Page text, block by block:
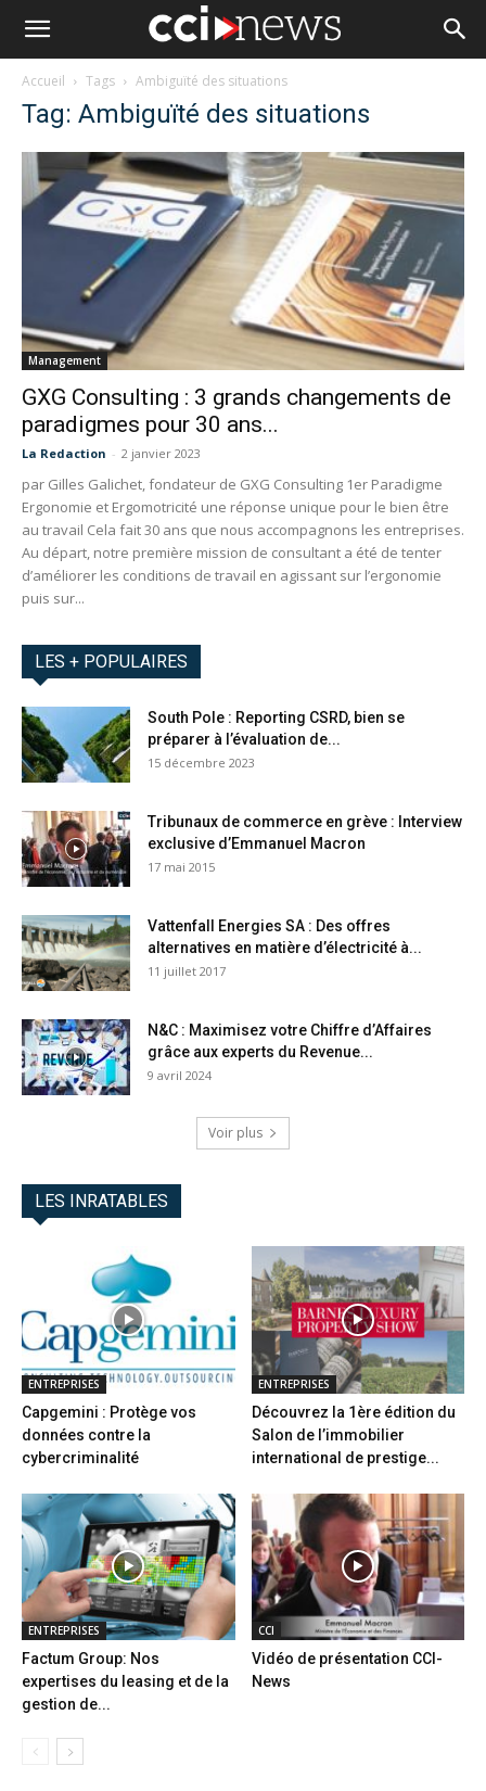
Accueil Tags Ambiguïté des situations
Tag: Ambiguïté des situations
Management
GXG Consulting : 3 grands changements de
paradigmes pour 30 ans...
La Redaction - 2 janvier 2023
par Gilles Galichet, fondateur de GXG Consulting 1er Paradigme
Ergonomie et Ergomotricité une réponse unique pour le bien être
au travail Cela fait 30 ans que nous accompagnons les entreprises.
Au départ, notre première mission de consultant a été de tenter
d’améliorer les conditions de travail en agissant sur l’ergonomie
puis sur...
LES + POPULAIRES
South Pole : Reporting CSRD, bien se
préparer à l’évaluation de...
15 décembre 2023
Tribunaux de commerce en grève : Interview
exclusive d’Emmanuel Macron
17 mai 2015
Vattenfall Energies SA : Des offres
alternatives en matière d’électricité à...
11 juillet 2017
N&C : Maximisez votre Chiffre d’Affaires
grâce aux experts du Revenue...
9 avril 2024
Voir plus
LES INRATABLES
ENTREPRISES
Capgemini : Protège vos
données contre la
cybercriminalité
ENTREPRISES
Découvrez la 1ère édition du
Salon de l’immobilier
international de prestige...
ENTREPRISES
Factum Group: Nos
expertises du leasing et de la
gestion de...
CCI
Vidéo de présentation CCI-
News